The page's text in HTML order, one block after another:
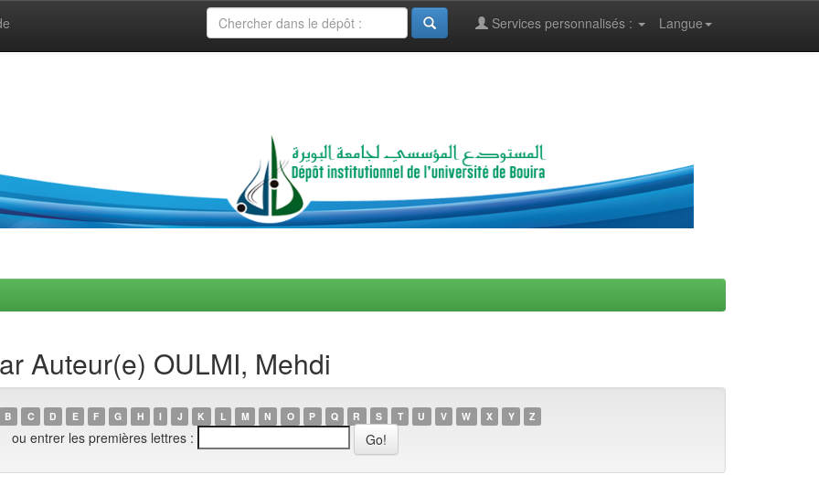
Langue
Services personnalisés :
Auteur(e) OULMI, Mehdi
B C D E F G H I J K L M N O P Q R S T U V W X Y Z
ou entrer les premières lettres :